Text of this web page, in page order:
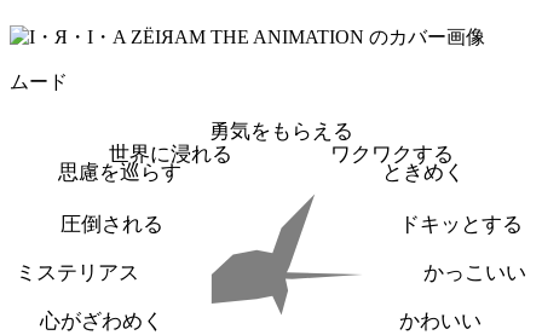
ムード
勇気をもらえる
ワクワクする
ときめく
ドキッとする
かっこいい
かわいい
心がざわめく
ミステリアス
圧倒される
思慮を巡らす
世界に浸れる